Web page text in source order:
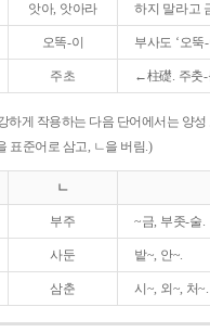
앗아, 앗아라 하지 말라고
오똑-이 부사도 ‘오뚝
주초 ←柱礎. 주춧-
하게 작용하는 다음 단어에서는 양
표준어로 삼고, ㄴ을 버림.)
ㄴ
부주 ~금, 부좃-술.
사둔 밭~, 안~.
삼춘 시~, 외~, 처~.